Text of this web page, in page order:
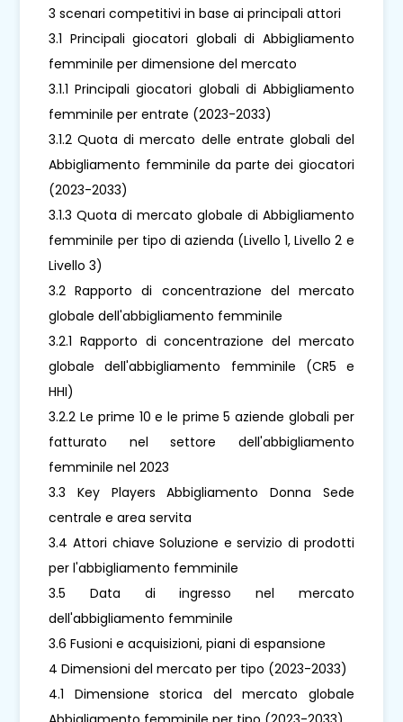
3 scenari competitivi in ​​base ai principali attori
3.1 Principali giocatori globali di Abbigliamento
femminile per dimensione del mercato
3.1.1 Principali giocatori globali di Abbigliamento
femminile per entrate (2023-2033)
3.1.2 Quota di mercato delle entrate globali del
Abbigliamento femminile da parte dei giocatori
(2023-2033)
3.1.3 Quota di mercato globale di Abbigliamento
femminile per tipo di azienda (Livello 1, Livello 2 e
Livello 3)
3.2 Rapporto di concentrazione del mercato
globale dell'abbigliamento femminile
3.2.1 Rapporto di concentrazione del mercato
globale dell'abbigliamento femminile (CR5 e
HHI)
3.2.2 Le prime 10 e le prime 5 aziende globali per
fatturato nel settore dell'abbigliamento
femminile nel 2023
3.3 Key Players Abbigliamento Donna Sede
centrale e area servita
3.4 Attori chiave Soluzione e servizio di prodotti
per l'abbigliamento femminile
3.5 Data di ingresso nel mercato
dell'abbigliamento femminile
3.6 Fusioni e acquisizioni, piani di espansione
4 Dimensioni del mercato per tipo (2023-2033)
4.1 Dimensione storica del mercato globale